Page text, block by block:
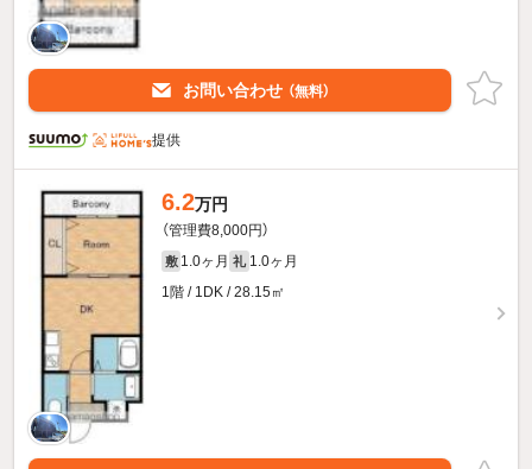
お問い合わせ （無料）
提供
6.2万円
（管理費8,000円）
敷 1.0ヶ月 礼 1.0ヶ月
1階 / 1DK / 28.15㎡